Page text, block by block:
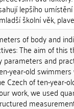
lepšího
školní věk,
of body and
The aim of this
and
year-old
of ten-year-
work, we used